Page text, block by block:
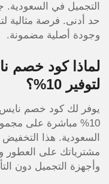
التجميل في السعودية.
حد أدنى. فرصة مثالية
وجودة أصلية مضمونة.
لماذا كود خصم
لتوفير 10%؟
يوفر لك كود خصم
10% مباشرة على
السعودية. هذا
مشترياتك على العطور
وأجهزة التجميل دون